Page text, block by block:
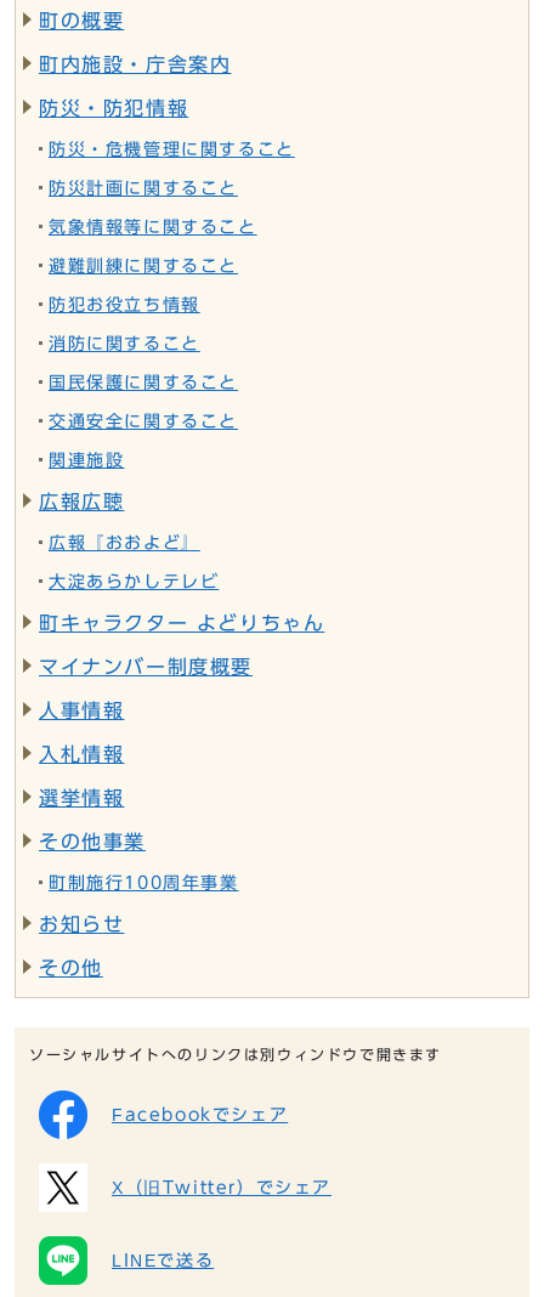
町の概要
町内施設・庁舎案内
防災・防犯情報
防災・危機管理に関すること
防災計画に関すること
気象情報等に関すること
避難訓練に関すること
防犯お役立ち情報
消防に関すること
国民保護に関すること
交通安全に関すること
関連施設
広報広聴
広報『おおよど』
大淀あらかしテレビ
町キャラクター よどりちゃん
マイナンバー制度概要
人事情報
入札情報
選挙情報
その他事業
町制施行100周年事業
お知らせ
その他
ソーシャルサイトへのリンクは別ウィンドウで開きます
Facebookでシェア
X（旧Twitter）でシェア
LINEで送る